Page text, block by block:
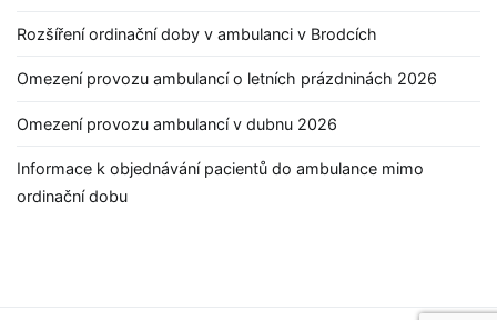
Rozšíření ordinační doby v ambulanci v Brodcích
Omezení provozu ambulancí o letních prázdninách 2026
Omezení provozu ambulancí v dubnu 2026
Informace k objednávání pacientů do ambulance mimo
ordinační dobu